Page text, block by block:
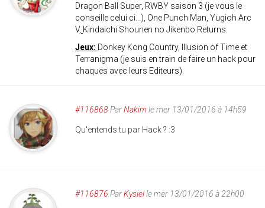
Dragon Ball Super, RWBY saison 3 (je vous le
conseille celui ci...), One Punch Man, Yugioh Arc
V, Kindaichi Shounen no Jikenbo Returns.
Jeux: Donkey Kong Country, Illusion of Time et
Terranigma (je suis en train de faire un hack pour
chaques avec leurs Editeurs).
#116868ParNakimle mer 13/01/2016 à 14h59
Qu'entends tu par Hack ? :3
#116876 ParKysielle mer 13/01/2016 à 22h00